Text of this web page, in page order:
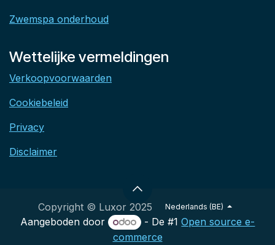
Zwemspa onderhoud
Wettelijke vermeldingen
Verkoopvoorwaarden
Cookiebeleid
Privacy
Disclaimer
Copyright © Luxor 2025 Nederlands (BE)
Aangeboden door - De #1Open source e-
commerce